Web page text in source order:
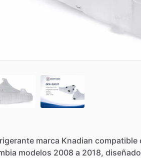
marca Knadian compatible
modelos 2008 a 2018, diseñado